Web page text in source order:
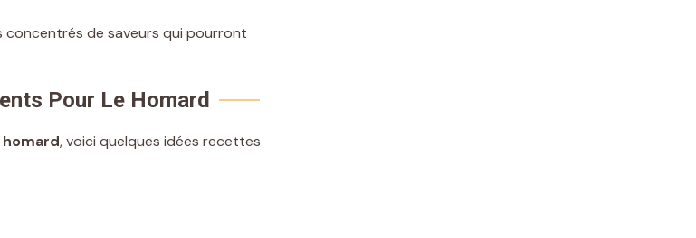
concentrés de saveurs qui pourront
Pour Le Homard
, voici quelques idées recettes